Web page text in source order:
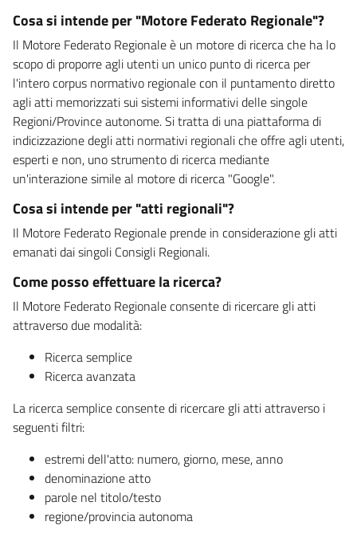
Cosa si intende per "Motore Federato Regionale"?
Il Motore Federato Regionale è un motore di ricerca che ha lo
scopo di proporre agli utenti un unico punto di ricerca per
l'intero corpus normativo regionale con il puntamento diretto
agli atti memorizzati sui sistemi informativi delle singole
Regioni/Province autonome. Si tratta di una piattaforma di
indicizzazione degli atti normativi regionali che offre agli utenti,
esperti e non, uno strumento di ricerca mediante
un'interazione simile al motore di ricerca "Google".
Cosa si intende per "atti regionali"?
Il Motore Federato Regionale prende in considerazione gli atti
emanati dai singoli Consigli Regionali.
Come posso effettuare la ricerca?
Il Motore Federato Regionale consente di ricercare gli atti
attraverso due modalità:
Ricerca semplice
Ricerca avanzata
La ricerca semplice consente di ricercare gli atti attraverso i
seguenti filtri:
estremi dell'atto: numero, giorno, mese, anno
denominazione atto
parole nel titolo/testo
regione/provincia autonoma